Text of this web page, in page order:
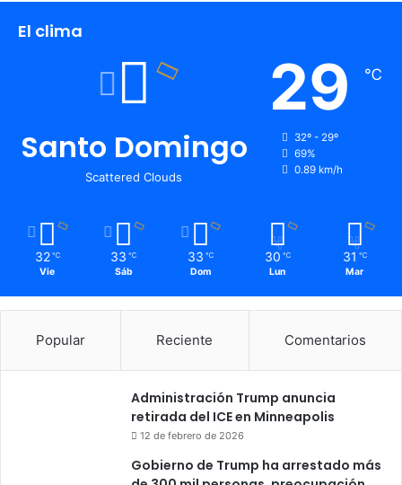
El clima
Santo Domingo
Scattered Clouds
29 ℃
32º - 29º
69%
0.89 km/h
32 ℃
Vie
33 ℃
Sáb
33 ℃
Dom
30 ℃
Lun
31 ℃
Mar
Popular Reciente Comentarios
Administración Trump anuncia
retirada del ICE en Minneapolis
12 de febrero de 2026
Gobierno de Trump ha arrestado más